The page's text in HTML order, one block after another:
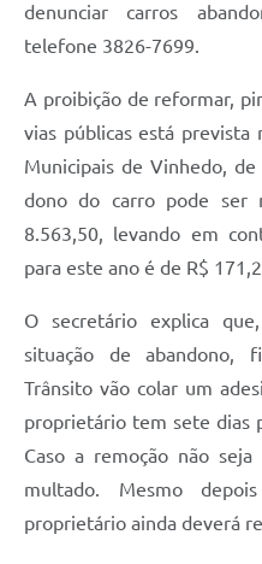
Serviços Online
denunciar carros
telefone 3826-7699.
A proibição de reformar,
vias públicas está prevista
Municipais de Vinhedo,
dono do carro pode ser
8.563,50, levando em
para este ano é de R$
O secretário explica
situação de abandono,
Trânsito vão colar um
proprietário tem sete dias
Caso a remoção não
multado. Mesmo
proprietário ainda deverá